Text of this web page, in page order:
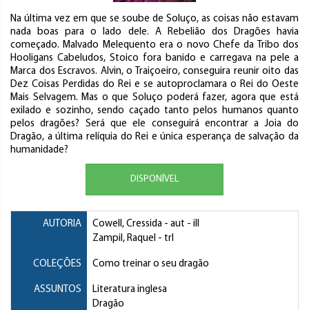
Na última vez em que se soube de Soluço, as coisas não estavam
nada boas para o lado dele. A Rebelião dos Dragões havia
começado. Malvado Melequento era o novo Chefe da Tribo dos
Hooligans Cabeludos, Stoico fora banido e carregava na pele a
Marca dos Escravos. Alvin, o Traiçoeiro, conseguira reunir oito das
Dez Coisas Perdidas do Rei e se autoproclamara o Rei do Oeste
Mais Selvagem. Mas o que Soluço poderá fazer, agora que está
exilado e sozinho, sendo caçado tanto pelos humanos quanto
pelos dragões? Será que ele conseguirá encontrar a Joia do
Dragão, a última relíquia do Rei e única esperança de salvação da
humanidade?
DISPONÍVEL
AUTORIA Cowell, Cressida - aut - ill
Zampil, Raquel - trl
COLEÇÕES Como treinar o seu dragão
ASSUNTOS
Literatura inglesa
Dragão